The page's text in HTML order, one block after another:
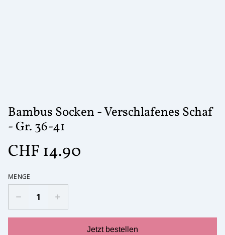
Bambus Socken - Verschlafenes Schaf
- Gr. 36-41
CHF 14.90
MENGE
Jetzt bestellen